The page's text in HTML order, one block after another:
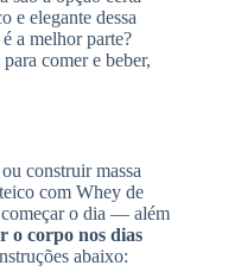
e elegante dessa
a melhor parte?
comer e beber,
construir massa
com Whey de
o dia — além
o corpo nos dias
abaixo: